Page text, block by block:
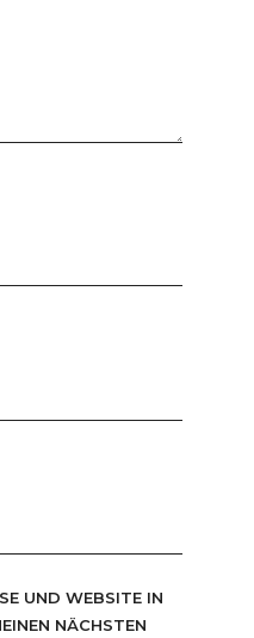
UND WEBSITE IN
NÄCHSTEN